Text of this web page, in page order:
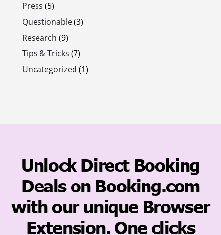
Press (5)
Questionable(3)
Research (9)
Tips & Tricks (7)
Uncategorized (1)
Unlock Direct Booking
Deals on Booking.com
with our unique Browser
Extension. One clicks